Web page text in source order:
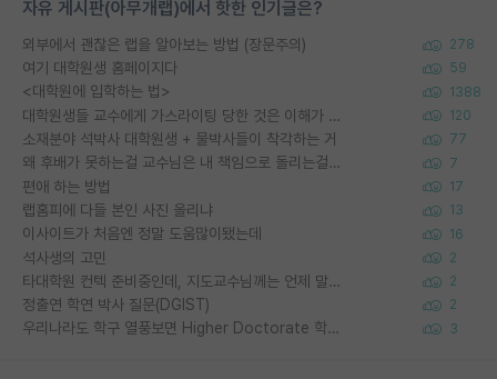
자유 게시판(아무개랩)에서 핫한 인기글은?
외부에서 괜찮은 랩을 알아보는 방법 (장문주의) 278
여기 대학원생 홈페이지다 59
<대학원에 입학하는 법> 1388
대학원생들 교수에게 가스라이팅 당한 것은 이해가 갑니다. 안타깝네요. 120
소재분야 석박사 대학원생 + 물박사들이 착각하는 거 77
왜 후배가 못하는걸 교수님은 내 책임으로 돌리는걸까요? 7
편애 하는 방법 17
랩홈피에 다들 본인 사진 올리냐 13
이사이트가 처음엔 정말 도움많이됐는데 16
석사생의 고민 2
타대학원 컨텍 준비중인데, 지도교수님께는 언제 말씀드려야 할까요? 2
정출연 학연 박사 질문(DGIST) 2
우리나라도 학구 열풍보면 Higher Doctorate 학위가 필요하다고 봅니다. 3